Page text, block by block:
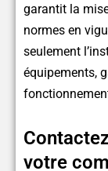
garantit la
normes en
seulement
équipements,
votre